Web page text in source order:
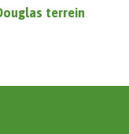
terrein